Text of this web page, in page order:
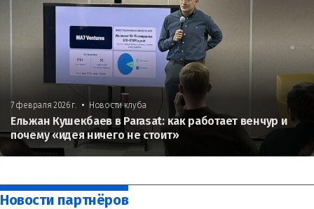
7 февраля 2026 г. • Новости клуба
Ельжан Кушекбаев в Parasat: как работает венчур и
почему «идея ничего не стоит»
Новости партнёров